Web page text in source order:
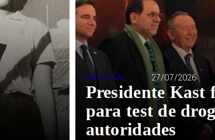
Presidente Kast
para test de
autoridades
NACIONAL 27/07/2026